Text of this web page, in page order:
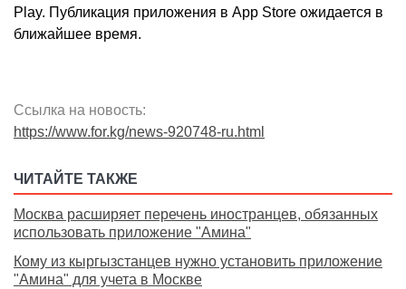
Play. Публикация приложения в App Store ожидается в
ближайшее время.
Ссылка на новость:
https://www.for.kg/news-920748-ru.html
ЧИТАЙТЕ ТАКЖЕ
Москва расширяет перечень иностранцев, обязанных
использовать приложение "Амина"
Кому из кыргызстанцев нужно установить приложение
"Амина" для учета в Москве